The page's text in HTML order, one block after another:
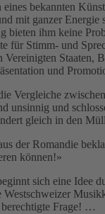
eines bekannten
mit ganzer Energie
bieten ihm keine
für Stimm- und
Vereinigten Staaten,
und
Vergleiche
unsinnig und
gleich in den
der Romandie
können!»
sich eine Idee
Westschweizer
berechtigte Frage! …